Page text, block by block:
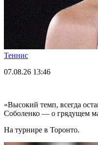
Теннис
07.08.26 13:46
«Высокий темп, всегда
Соболенко — о грядущем
На турнире в Торонто.